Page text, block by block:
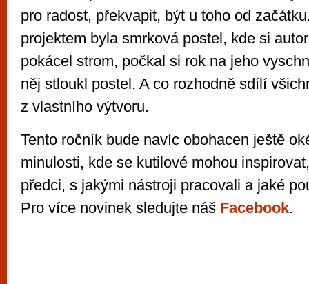
pro radost, překvapit, být u toho od
projektem byla smrková postel, kde si
pokácel strom, počkal si rok na jeho
něj stloukl postel. A co rozhodně sdílí
z vlastního výtvoru.
Tento ročník bude navíc obohacen ještě
minulosti, kde se kutilové mohou
předci, s jakými nástroji pracovali a jaké
Pro více novinek sledujte náš Facebook.